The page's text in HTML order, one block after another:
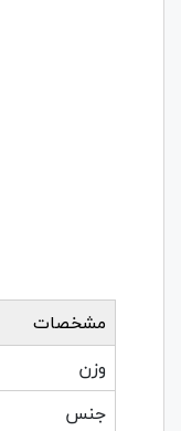
مشخصات
وزن
جنس